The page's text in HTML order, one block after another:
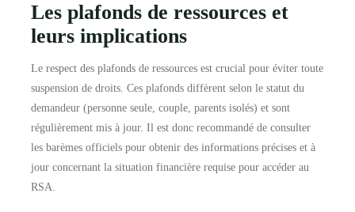
Les plafonds de ressources et
leurs implications
Le respect des plafonds de ressources est crucial pour éviter toute
suspension de droits. Ces plafonds diffèrent selon le statut du
demandeur (personne seule, couple, parents isolés) et sont
régulièrement mis à jour. Il est donc recommandé de consulter
les barèmes officiels pour obtenir des informations précises et à
jour concernant la situation financière requise pour accéder au
RSA.